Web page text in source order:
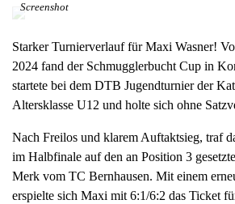
Screenshot
Starker Turnierverlauf für Maxi Wasner!
2024 fand der Schmugglerbucht Cup in
startete bei dem DTB Jugendturnier der
Altersklasse U12 und holte sich ohne
Nach Freilos und klarem Auftaktsieg, traf
im Halbfinale auf den an Position 3
Merk vom TC Bernhausen. Mit einem
erspielte sich Maxi mit 6:1/6:2 das Ticket